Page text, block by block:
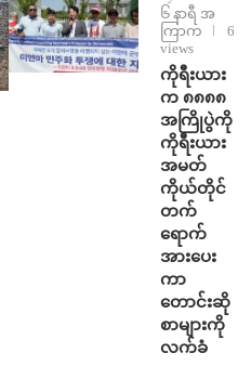
၆ နာရီ အ
ကြာက
6
views
ကိုရီးယား
က ၈၈၈၈
အကြိုပွဲကို
ကိုရီးယား
အမတ်
ကိုယ်တိုင်
တက်
ရောက်
အားပေး
ကာ
တောင်းဆို
စာများကို
လက်ခံ